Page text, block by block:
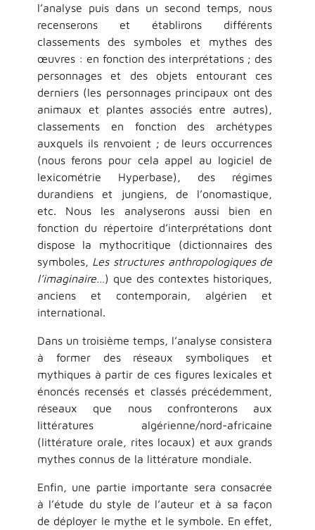
l’analyse puis dans un second temps, nous
recenserons et établirons différents
classements des symboles et mythes des
œuvres : en fonction des interprétations ; des
personnages et des objets entourant ces
derniers (les personnages principaux ont des
animaux et plantes associés entre autres),
classements en fonction des archétypes
auxquels ils renvoient ; de leurs occurrences
(nous ferons pour cela appel au logiciel de
lexicométrie Hyperbase), des régimes
durandiens et jungiens, de l’onomastique,
etc. Nous les analyserons aussi bien en
fonction du répertoire d’interprétations dont
dispose la mythocritique (dictionnaires des
symboles, Les structures anthropologiques de
l’imaginaire…) que des contextes historiques,
anciens et contemporain, algérien et
international.
Dans un troisième temps, l’analyse consistera
à former des réseaux symboliques et
mythiques à partir de ces figures lexicales et
énoncés recensés et classés précédemment,
réseaux que nous confronterons aux
littératures algérienne/nord-africaine
(littérature orale, rites locaux) et aux grands
mythes connus de la littérature mondiale.
Enfin, une partie importante sera consacrée
à l’étude du style de l’auteur et à sa façon
de déployer le mythe et le symbole. En effet,